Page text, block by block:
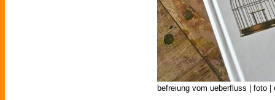
befreiung vom ueberfluss | foto |